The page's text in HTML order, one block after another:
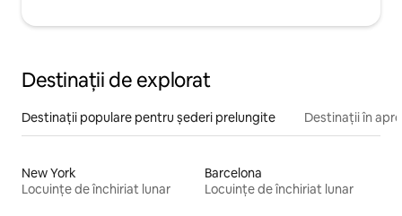
Destinații de explorat
Destinații populare pentru șederi prelungite Destinații în
New York
Locuințe de închiriat lunar
Barcelona
Locuințe de închiriat lunar